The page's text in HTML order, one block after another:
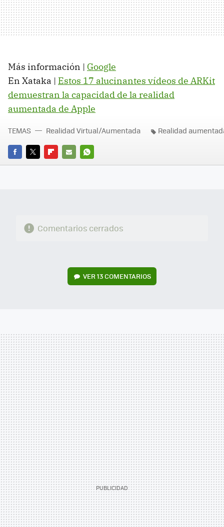
Más información | Google
En Xataka | Estos 17 alucinantes vídeos de ARKit
demuestran la capacidad de la realidad
aumentada de Apple
FACEBOOK
TWITTERFLIPBOARD
E-
WHATSAPP
TEMAS Realidad Virtual/Aumentada Realidad
Comentarios cerrados
VER 13 COMENTARIOS